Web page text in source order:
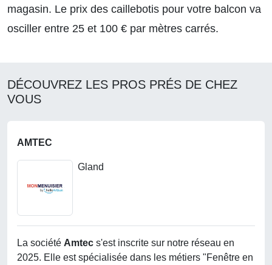
magasin. Le prix des caillebotis pour votre balcon va
osciller entre 25 et 100 € par mètres carrés.
DÉCOUVREZ LES PROS PRÉS DE CHEZ
VOUS
AMTEC
Gland
La société Amtec s'est inscrite sur notre réseau en
2025. Elle est spécialisée dans les métiers "Fenêtre en